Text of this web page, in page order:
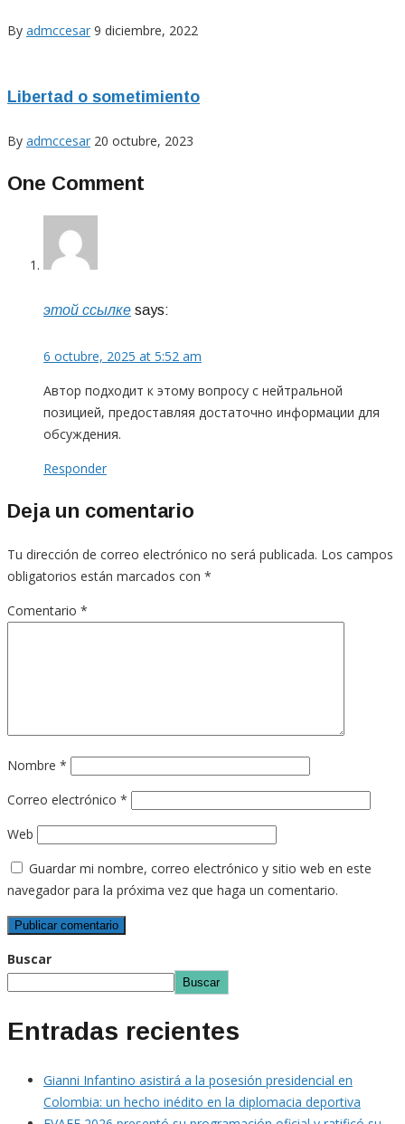
By admccesar 9 diciembre, 2022
Libertad o sometimiento
By admccesar 20 octubre, 2023
One Comment
этой ссылке says:
6 octubre, 2025 at 5:52 am
Автор подходит к этому вопросу с нейтральной
позицией, предоставляя достаточно информации для
обсуждения.
Responder
Deja un comentario
Tu dirección de correo electrónico no será publicada. Los campos
obligatorios están marcados con *
Comentario *
Nombre *
Correo electrónico *
Web
Guardar mi nombre, correo electrónico y sitio web en este
navegador para la próxima vez que haga un comentario.
Buscar
Buscar
Entradas recientes
Gianni Infantino asistirá a la posesión presidencial en
Colombia: un hecho inédito en la diplomacia deportiva